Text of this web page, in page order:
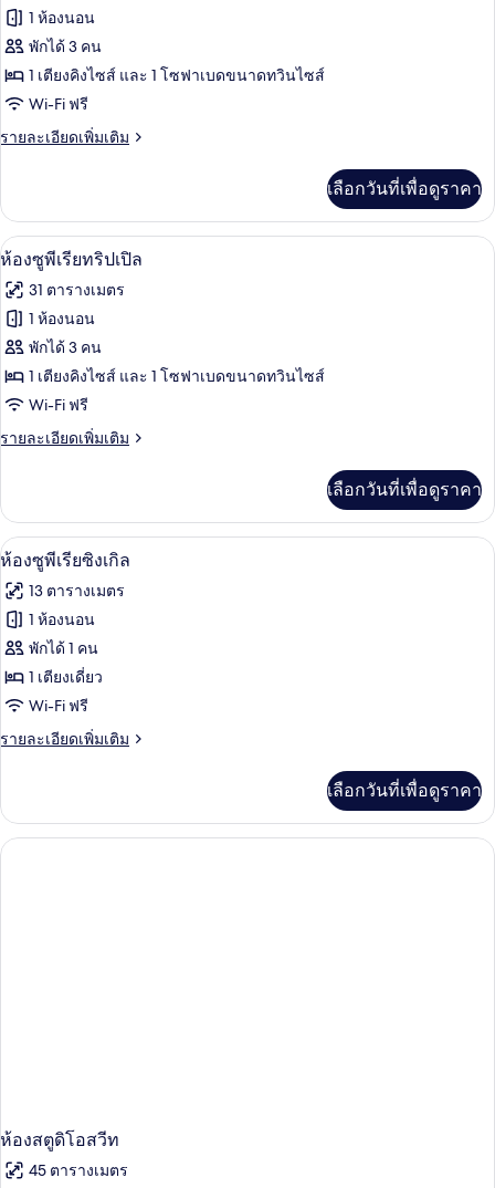
ทั้งหมด
ของ
ห้อง
คอมฟอร์ท
ทริปเปิล
1 ห้องนอน
พักได้ 3 คน
1 เตียงคิงไซส์ และ 1 โซฟาเบดขนาดทวินไซส์
Wi-Fi ฟรี
รายละเอียดเพิ่มเติม
ราย
เกี่ยว
กับ
ห้อง
คอมฟอร์ท
ทริปเปิล
เลือกวันที่เพื่อดูราคา
เปิด
ภาพถ่าย
ทั้งหมด
ของ
ห้อง
ซู
พี
ทริปเปิล
ห้องซูพีเรียทริปเปิล | โต๊ะทำงาน, พื้นที่
5
ห้องซูพีเรียทริปเปิล
31 ตารางเมตร
1 ห้องนอน
พักได้ 3 คน
1 เตียงคิงไซส์ และ 1 โซฟาเบดขนาดทวินไซส์
Wi-Fi ฟรี
รายละเอียดเพิ่มเติม
ราย
เกี่ยว
กับ
ห้อง
พี
เรีย
ทริปเปิล
เลือกวันที่เพื่อดูราคา
เปิด
ภาพถ่าย
ทั้งหมด
ของ
ห้อง
ซู
พี
ซิงเกิล
ห้องซูพีเรียซิงเกิล | โต๊ะทำงาน, พื้นที่ท
6
ห้องซูพีเรียซิงเกิล
13 ตารางเมตร
1 ห้องนอน
พักได้ 1 คน
1 เตียงเดี่ยว
Wi-Fi ฟรี
รายละเอียดเพิ่มเติม
ราย
เกี่ยว
กับ
ห้อง
เลือกวันที่เพื่อดูราคา
ห้องสตูดิโอสวีท
45 ตารางเมตร